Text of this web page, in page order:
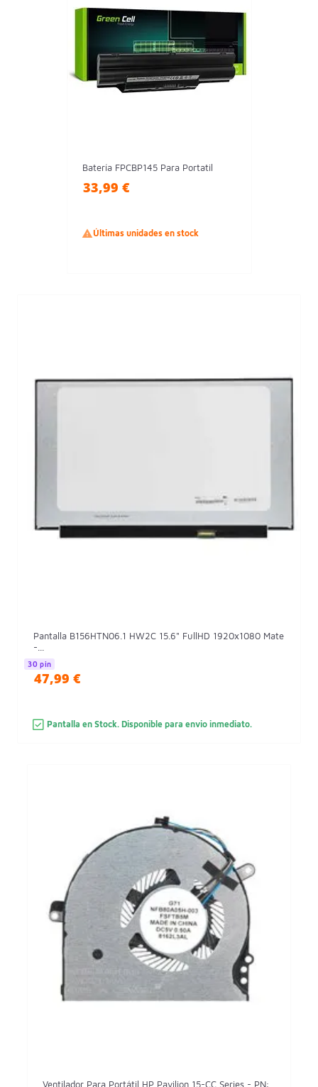
Batería FPCBP145 Para Portatil
33,99 €
Últimas unidades en stock
Pantalla B156HTN06.1 HW2C 15.6" FullHD 1920x1080 Mate
-...
30 pin
47,99 €
Pantalla en Stock. Disponible para envio inmediato.
Ventilador Para Portátil HP Pavilion 15-CC Series - PN:...